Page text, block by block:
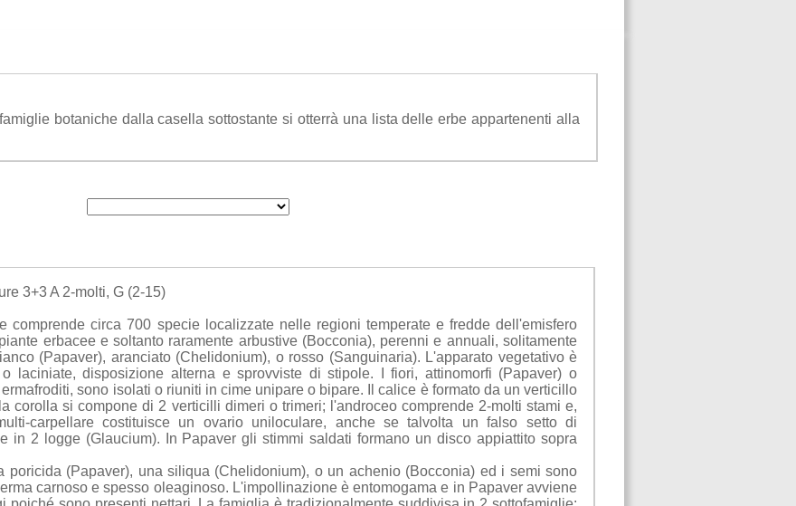
botaniche dalla casella sottostante si otterrà una lista delle erbe appartenenti alla
3+3 A 2-molti, G (2-15)
comprende circa 700 specie localizzate nelle regioni temperate e fredde dell'emisfero
erbacee e soltanto raramente arbustive (Bocconia), perenni e annuali, solitamente
(Papaver), aranciato (Chelidonium), o rosso (Sanguinaria). L'apparato vegetativo è
laciniate, disposizione alterna e sprovviste di stipole. I fiori, attinomorfi (Papaver) o
sono isolati o riuniti in cime unipare o bipare. Il calice è formato da un verticillo
corolla si compone di 2 verticilli dimeri o trimeri; l'androceo comprende 2-molti stami e,
carpellare costituisce un ovario uniloculare, anche se talvolta un falso setto di
in 2 logge (Glaucium). In Papaver gli stimmi saldati formano un disco appiattito sopra
poricida (Papaver), una siliqua (Chelidonium), o un achenio (Bocconia) ed i semi sono
carnoso e spesso oleaginoso. L'impollinazione è entomogama e in Papaver avviene